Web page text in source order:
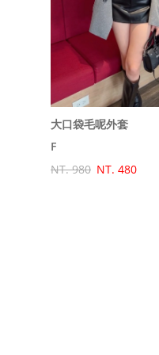
大口袋毛呢外套
F
NT. 980 NT. 480